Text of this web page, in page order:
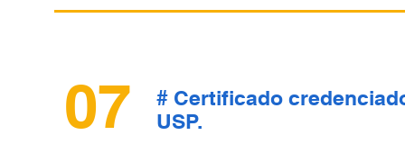
07
# Certificado
USP.